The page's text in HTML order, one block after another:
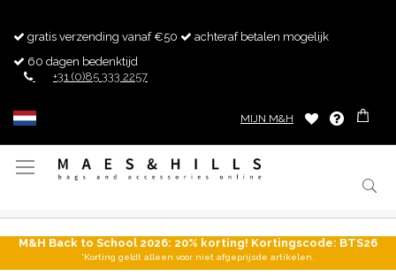
gratis verzending vanaf €50
achteraf betalen mogelijk
60 dagen bedenktijd
+31 (0)85 333 2257
MIJN M&H
Toggle
M&H Back to School 2026: 20% korting! Kortingscode: BTS26
*Korting geldt alleen voor niet afgeprijsde artikelen.